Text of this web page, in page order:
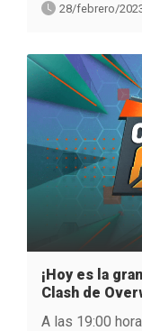
28/febrero/
¡Hoy es la
Clash de
A las 19:00